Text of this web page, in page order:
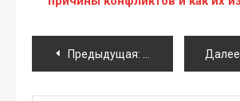
Навигация
по
Предыдущая: Обзор